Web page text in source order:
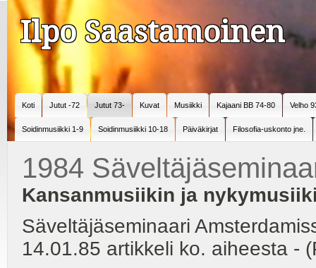
Ilpo Saastamoinen
Koti Jutut -72 Jutut 73- Kuvat Musiikki Kajaani BB 74-80 Velho
Soidinmusiikki 1-9 Soidinmusiikki 10-18 Päiväkirjat Filosofia-uskonto jne.
1984
Kansanmusiikin ja
Säveltäjäseminaari
14.01.85 artikkeli ko. aiheesta -